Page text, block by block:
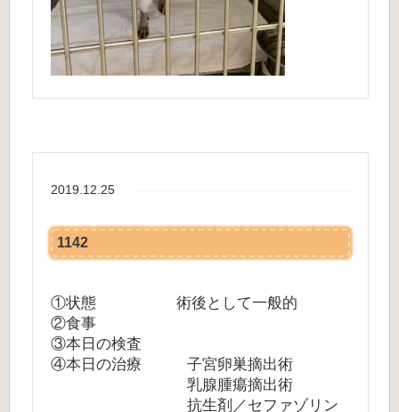
2019.12.25
1142
①状態 術後として一般的
②食事
③本日の検査
④本日の治療 子宮卵巣摘出術
乳腺腫瘍摘出術
抗生剤／セファゾリン